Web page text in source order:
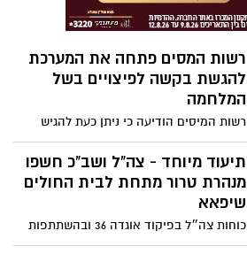
רשות המסים פתחה את המערכת
להגשת בקשה לפיצויים בשל
המלחמה
רשות המיסים הודיעה כי ניתן כעת להגיש
תביעות בצורה מקוונת עבור נזק עקיף במספר
מסלולים לפי מיקום העסק. מדובר בתכנית
פיצויים בעלות של 15 מיליארד שקל לעסקים
שהכנסותיהם נפגעו בתקופת המלחמה. כזכור,
ועסקים ביישובים באזורים שהוגדרו כרגישים
תיעוד מיוחד - צה"ל ושב"כ חשפו
מנהרת טרור מתחת לבית החולים
שיפאא
כוחות צה״ל בפיקוד אוגדה 36 ובהשתתפות
כוחות מיוחדים מיחידות שלדג, יהל״ם ועוקץ,